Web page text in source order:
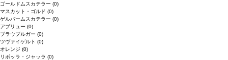
ゴールドムスカテラー (0)
マスカット・ゴルド (0)
ゲルバームスカテラー (0)
アブリュー (0)
ブラウブルガー (0)
ツヴァイゲルト (0)
オレンジ (0)
リボッラ・ジャッラ (0)